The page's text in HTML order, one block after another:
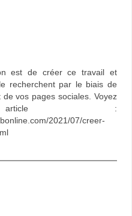
est de créer ce travail et
recherchent par le biais de
vos pages sociales. Voyez
:
2021/07/creer-